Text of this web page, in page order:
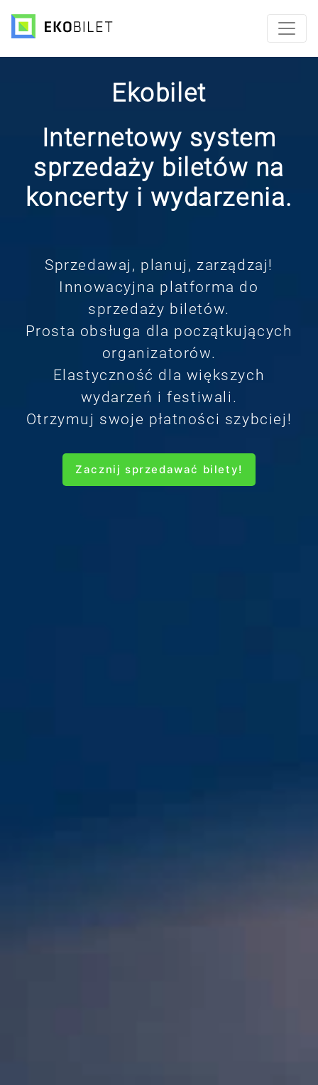
Ekobilet
Internetowy system
sprzedaży biletów na
koncerty i wydarzenia.
Sprzedawaj, planuj, zarządzaj!
Innowacyjna platforma do
sprzedaży biletów.
Prosta obsługa dla początkujących
organizatorów.
Elastyczność dla większych
wydarzeń i festiwali.
Otrzymuj swoje płatności szybciej!
Zacznij sprzedawać bilety!